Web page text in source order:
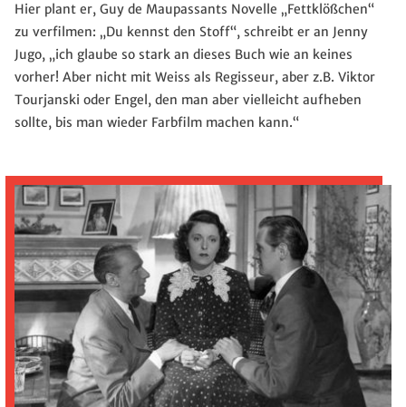
Hier plant er, Guy de Maupassants Novelle „Fettklößchen“
zu verfilmen: „Du kennst den Stoff“, schreibt er an Jenny
Jugo, „ich glaube so stark an dieses Buch wie an keines
vorher! Aber nicht mit Weiss als Regisseur, aber z.B. Viktor
Tourjanski oder Engel, den man aber vielleicht aufheben
sollte, bis man wieder Farbfilm machen kann.“